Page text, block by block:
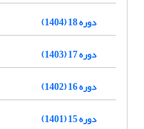
دوره 18 (1404)
دوره 17 (1403)
دوره 16 (1402)
دوره 15 (1401)